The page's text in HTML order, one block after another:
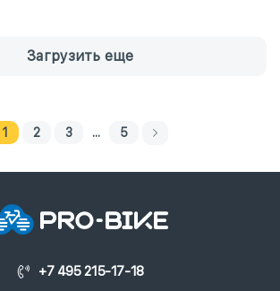
Загрузить еще
1 2 3 ... 5
+7 495 215-17-18